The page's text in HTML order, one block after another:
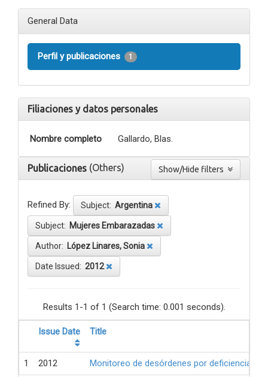
General Data
Perfil y publicaciones 1
Filiaciones y datos personales
Nombre completo Gallardo, Blas.
Publicaciones (Others)
Refined By: Subject: Argentina
Subject: Mujeres Embarazadas
Author: López Linares, Sonia
Date Issued: 2012
Results 1-1 of 1 (Search time: 0.001 seconds).
Issue Date Title
1 2012 Monitoreo de desórdenes por deficiencia